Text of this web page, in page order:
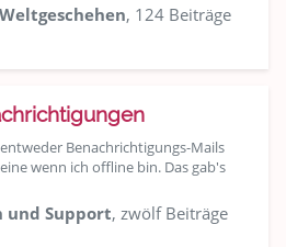
, 124 Beiträge
Benachrichtigungs-Mails
wenn ich offline bin. Das gab's
und Support, zwölf Beiträge